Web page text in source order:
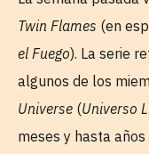
Twin Flames (en
el Fuego). La serie
algunos de los
Universe (Universo
meses y hasta